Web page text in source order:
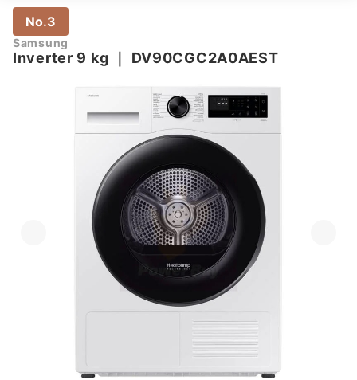
No.3
Samsung
Inverter 9 kg DV90CGC2A0AEST